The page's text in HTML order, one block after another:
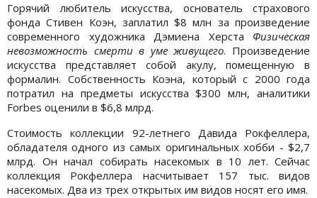
Горячий любитель искусства, основатель страхового
фонда Стивен Коэн, заплатил $8 млн за произведение
современного художника Дэмиена Херста Физическая
невозможность смерти в уме живущего. Произведение
искусства представляет собой акулу, помещенную в
формалин. Собственность Коэна, который с 2000 года
потратил на предметы искусства $300 млн, аналитики
Forbes оценили в $6,8 млрд.
Стоимость коллекции 92-летнего Давида Рокфеллера,
обладателя одного из самых оригинальных хобби - $2,7
млрд. Он начал собирать насекомых в 10 лет. Сейчас
коллекция Рокфеллера насчитывает 157 тыс. видов
насекомых. Два из трех открытых им видов носят его имя.